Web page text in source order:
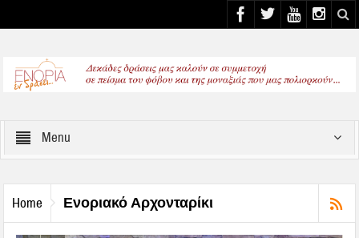
Menu
Home Ενοριακό Αρχονταρίκι